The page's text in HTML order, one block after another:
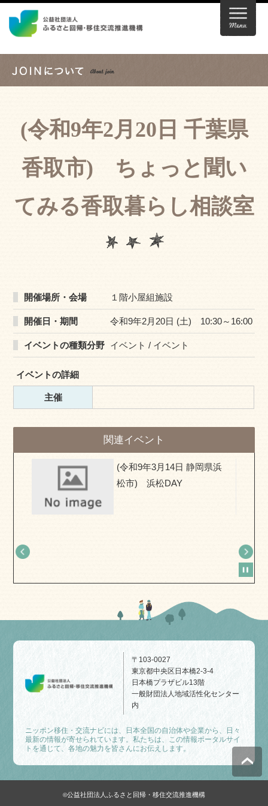
(令和9年2月20日 千葉県
香取市) ちょっと聞い
てみる香取暮らし相談室
開催場所・会場 １階小屋組施設
開催日・期間 令和9年2月20日 (土) 10:30～16:00
イベントの種類分野 イベント / イベント
イベントの詳細
主催
関連イベント
(令和9年3月14日 静岡県浜
松市) 浜松DAY
〒103-0027
東京都中央区日本橋2-3-4
日本橋プラザビル13階
一般財団法人地域活性化センター
内
ニッポン移住・交流ナビには、日本全国の自治体や企業から、日々
最新の情報が寄せられています。私たちは、この情報ポータルサイ
トを通じて、各地の魅力を皆さんにお伝えします。
©公益社団法人ふるさと回帰・移住交流推進機構